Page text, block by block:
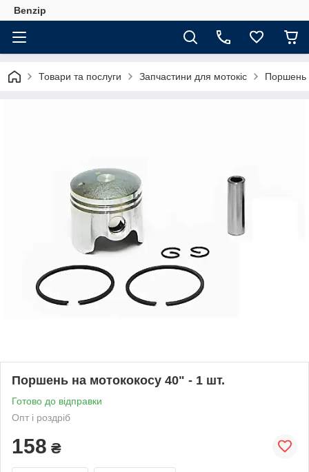
Benzip
Товари та послуги Запчастини для мотокіс Поршень
Поршень на мотококосу 40" - 1 шт.
Готово до відправки
Опт і роздріб
158 ₴